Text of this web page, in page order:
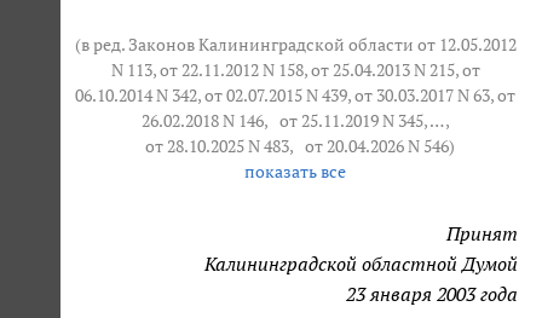
(в ред. Законов Калининградской области от 12.05.2012
N 113, от 22.11.2012 N 158, от 25.04.2013 N 215, от
06.10.2014 N 342, от 02.07.2015 N 439, от 30.03.2017 N 63, от
26.02.2018 N 146, от 25.11.2019 N 345, … ,
от 28.10.2025 N 483, от 20.04.2026 N 546)
показать все
Принят
Калининградской областной Думой
23 января 2003 года